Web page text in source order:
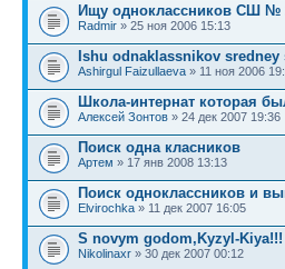
Ищу одноклассников СШ №
Radmir » 25 ноя 2006 15:13
Ishu odnaklassnikov
Ashirgul Faizullaeva » 11 ноя 2006
Школа-интернат которая
Алексей Зонтов » 24 дек 2007 19:36
Поиск одна класников
Артем » 17 янв 2008 13:13
Поиск одноклассников и
Elvirochka » 11 дек 2007 16:05
S novym godom,Kyzyl-Kiya!!!
Nikolinaxr » 30 дек 2007 00:12